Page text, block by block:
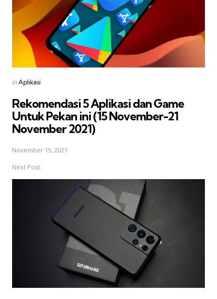
Posted
inAplikasi
Rekomendasi 5 Aplikasi dan Game
Untuk Pekan ini (15 November-21
November 2021)
November 15, 2021
Next Post